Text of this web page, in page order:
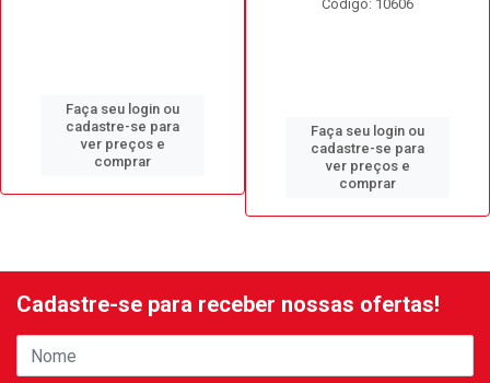
Faça seu login ou
cadastre-se para
ver preços e
comprar
Código: 10606
Faça seu login ou
cadastre-se para
ver preços e
comprar
Cadastre-se para receber nossas ofertas!